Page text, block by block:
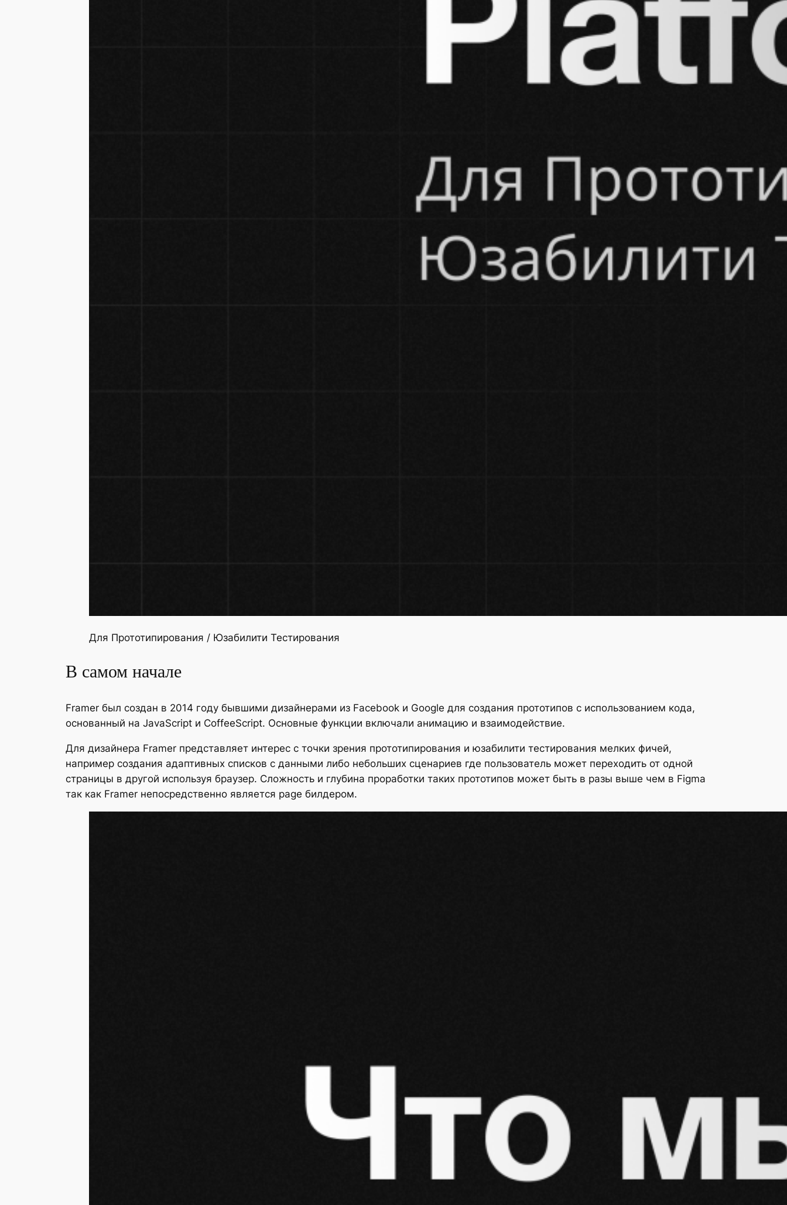
Для Прототипирования / Юзабилити Тестирования
В самом начале
Framer был создан в 2014 году бывшими дизайнерами из Facebook и Google для создания прототипов с использованием кода,
основанный на JavaScript и CoffeeScript. Основные функции включали анимацию и взаимодействие.
Для дизайнера Framer представляет интерес с точки зрения прототипирования и юзабилити тестирования мелких фичей,
например создания адаптивных списков с данными либо небольших сценариев где пользователь может переходить от одной
страницы в другой используя браузер. Сложность и глубина проработки таких прототипов может быть в разы выше чем в Figma
так как Framer непосредственно является page билдером.